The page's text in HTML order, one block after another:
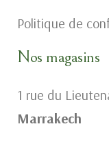
Politique de
Nos magasins
1 rue du
Marrakech